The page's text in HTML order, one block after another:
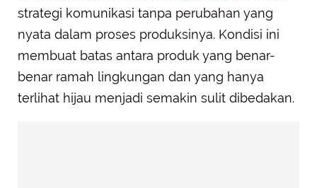
strategi komunikasi tanpa perubahan yang
nyata dalam proses produksinya. Kondisi ini
membuat batas antara produk yang benar-
benar ramah lingkungan dan yang hanya
terlihat hijau menjadi semakin sulit dibedakan.